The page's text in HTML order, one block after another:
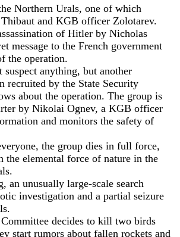
Northern Urals, one of which
and KGB officer Zolotarev.
of Hitler by Nicholas
message to the French government
the operation.
suspect anything, but another
recruited by the State Security
about the operation. The group is
by Nikolai Ognev, a KGB officer
and monitors the safety of
the group dies in full force,
the elemental force of nature in the
an unusually large-scale search
investigation and a partial seizure
decides to kill two birds
start rumors about fallen rockets and